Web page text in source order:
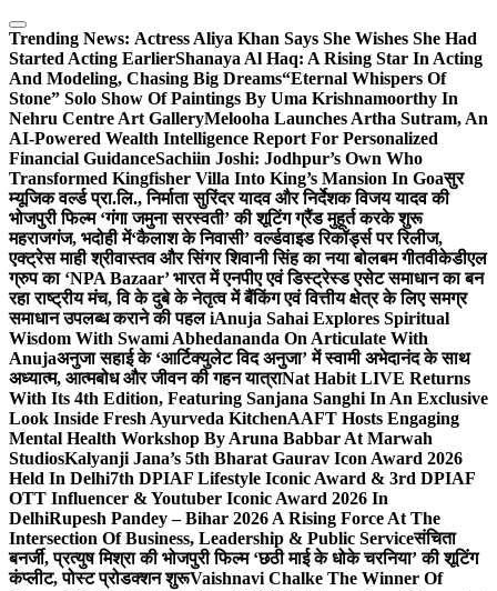
Skip
to
content
Trending News: Actress Aliya Khan Says She Wishes She Had
Started Acting EarlierShanaya Al Haq: A Rising Star In Acting
And Modeling, Chasing Big Dreams“Eternal Whispers Of
Stone” Solo Show Of Paintings By Uma Krishnamoorthy In
Nehru Centre Art GalleryMelooha Launches Artha Sutram, An
AI-Powered Wealth Intelligence Report For Personalized
Financial GuidanceSachiin Joshi: Jodhpur’s Own Who
Transformed Kingfisher Villa Into King’s Mansion In Goaसुर
म्यूजिक वर्ल्ड प्रा.लि., निर्माता सुरिंदर यादव और निर्देशक विजय यादव की
भोजपुरी फिल्म ‘गंगा जमुना सरस्वती’ की शूटिंग ग्रैंड मुहूर्त करके शुरू
महराजगंज, भदोही में‘कैलाश के निवासी’ वर्ल्डवाइड रिकॉर्ड्स पर रिलीज,
एक्ट्रेस माही श्रीवास्तव और सिंगर शिवानी सिंह का नया बोलबम गीतवीकेडीएल
ग्रुप का ‘NPA Bazaar’ भारत में एनपीए एवं डिस्ट्रेस्ड एसेट समाधान का बन
रहा राष्ट्रीय मंच, वि के दुबे के नेतृत्व में बैंकिंग एवं वित्तीय क्षेत्र के लिए समग्र
समाधान उपलब्ध कराने की पहल iAnuja Sahai Explores Spiritual
Wisdom With Swami Abhedananda On Articulate With
Anujaअनुजा सहाई के ‘आर्टिक्युलेट विद अनुजा’ में स्वामी अभेदानंद के साथ
अध्यात्म, आत्मबोध और जीवन की गहन यात्राNat Habit LIVE Returns
With Its 4th Edition, Featuring Sanjana Sanghi In An Exclusive
Look Inside Fresh Ayurveda KitchenAAFT Hosts Engaging
Mental Health Workshop By Aruna Babbar At Marwah
StudiosKalyanji Jana’s 5th Bharat Gaurav Icon Award 2026
Held In Delhi7th DPIAF Lifestyle Iconic Award & 3rd DPIAF
OTT Influencer & Youtuber Iconic Award 2026 In
DelhiRupesh Pandey – Bihar 2026 A Rising Force At The
Intersection Of Business, Leadership & Public Serviceसंचिता
बनर्जी, प्रत्युष मिश्रा की भोजपुरी फिल्म ‘छठी माई के धोके चरनिया’ की शूटिंग
कंप्लीट, पोस्ट प्रोडक्शन शुरूVaishnavi Chalke The Winner Of